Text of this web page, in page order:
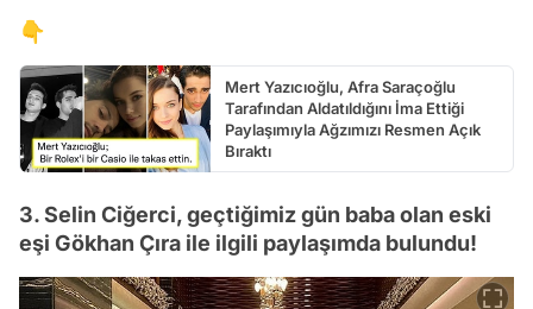
👇
Mert Yazıcıoğlu, Afra Saraçoğlu
Tarafından Aldatıldığını İma Ettiği
Paylaşımıyla Ağzımızı Resmen Açık
Bıraktı
3. Selin Ciğerci, geçtiğimiz gün baba olan eski
eşi Gökhan Çıra ile ilgili paylaşımda bulundu!